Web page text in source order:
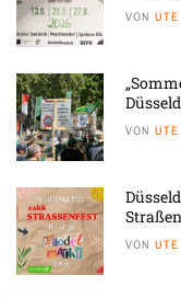
VON UTE
VON UTE
VON UTE